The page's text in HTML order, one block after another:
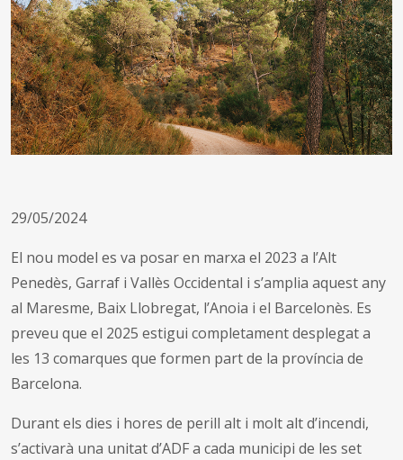
29/05/2024
El nou model es va posar en marxa el 2023 a l’Alt
Penedès, Garraf i Vallès Occidental i s’amplia aquest any
al Maresme, Baix Llobregat, l’Anoia i el Barcelonès. Es
preveu que el 2025 estigui completament desplegat a
les 13 comarques que formen part de la província de
Barcelona.
Durant els dies i hores de perill alt i molt alt d’incendi,
s’activarà una unitat d’ADF a cada municipi de les set